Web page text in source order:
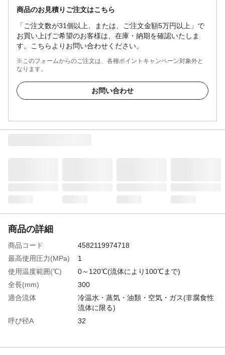
商品のお見積りご注文はこちら
「ご注文数が31個以上、または、ご注文金額5万円以上」で
お買い上げご希望のお客様は、在庫・納期を確認いたしま
す。こちらよりお問い合わせください。
※このフォームからのご注文は、各種ポイントキャンペーン対象外と
なります。
お問い合わせ
商品の詳細
商品コード
4582119974718
最高使用圧力(MPa)
1
使用温度範囲(℃)
0～120℃(流体により100℃まで)
全長(mm)
300
適合流体
冷温水・蒸気・油類・空気・ガス(非腐食性
流体に限る)
呼び径A
32
接続方式
テーパーメスねじ(Rc)